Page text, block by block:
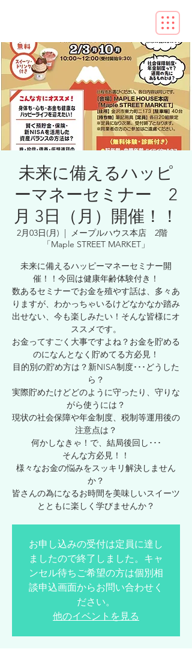
未来に備えるハッピ
ーマネーセミナー 2
月 3日（月）開催！！
2月03日(月)
  |
メープルハウス本店 2階
「Maple STREET MARKET」
未来に備えるハッピーマネーセミナー開
催！！今回は健康年齢体験付き！
数あるセミナーでお金を殖やす話は、多々あ
りますが、わかっちゃいるけどなかなか踏み
出せない、今も楽しみたい！そんな皆様にオ
ススメです。
お金ってすごく大事ですよね？お金を貯める
のになんとなく貯めてる方必見！
目的別の貯め方は？新NISA制度･･･どうした
ら？
実際貯めたけどどのように守ったり、守りな
がら使うには？
現状の社会保障や年金制度、税制等運用後の
注意点は？
何かしなきゃ！で、結局後回し･･･
そんな方必見！！
様々なお金の悩みをスッキリ解決しません
か？
皆さんの為になるお時間を美味しいスイーツ
とともに楽しく学びませんか？
お申し込みの受付は定員に達し
ましたので終了しました。キャ
ンセル待ちご希望の方は個別相
談申込画面からお問い合わせく
ださい。
他のイベントを見る